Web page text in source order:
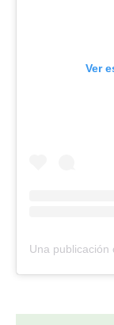
Ver